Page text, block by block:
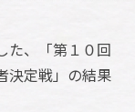
た、「第１０回
決定戦」の結果